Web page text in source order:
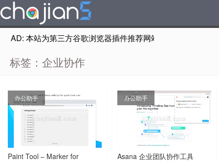
AD: 本站为第三方谷歌浏览器插件推荐网站，非Google
标签：企业协作
办公助手
Paint Tool – Marker for
办公助手
Asana 企业团队协作工具